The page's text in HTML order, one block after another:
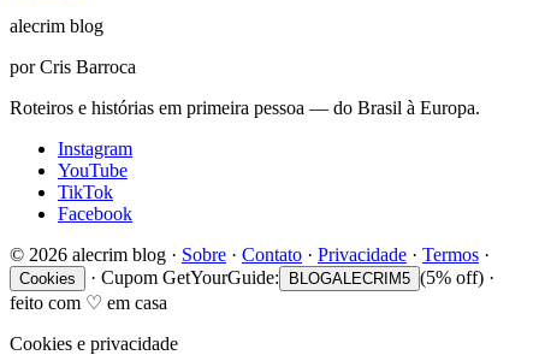
alecrim blog
por Cris Barroca
Roteiros e histórias em primeira pessoa — do Brasil à Europa.
Instagram
YouTube
TikTok
Facebook
© 2026 alecrim blog · Sobre · Contato · Privacidade · Termos ·
Cookies · Cupom GetYourGuide: BLOGALECRIM5 (5% off) ·
feito com ♡ em casa
Cookies e privacidade